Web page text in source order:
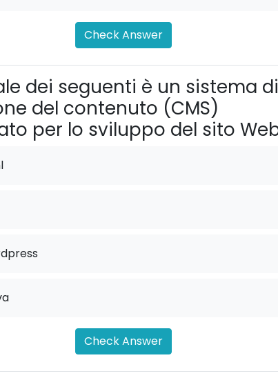
Check Answer
dei seguenti è un sistema di
del contenuto (CMS)
per lo sviluppo del sito
Check Answer